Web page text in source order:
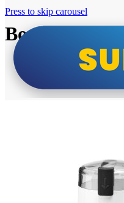
Bosch super
Press to skip carousel